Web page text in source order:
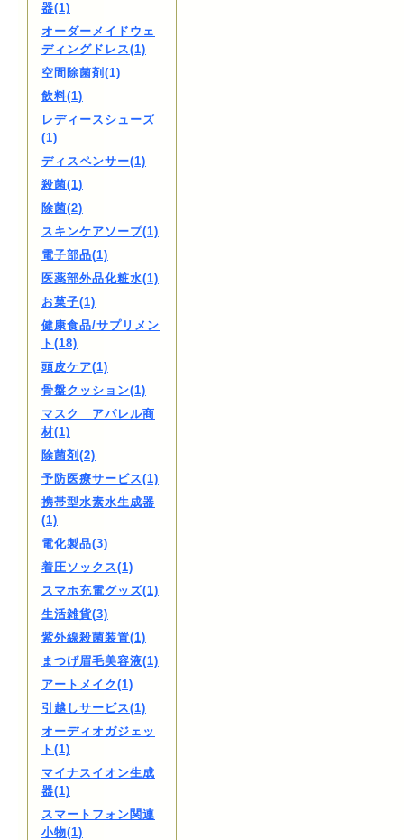
器(1)
オーダーメイドウェ
ディングドレス(1)
空間除菌剤(1)
飲料(1)
レディースシューズ
(1)
ディスペンサー(1)
殺菌(1)
除菌(2)
スキンケアソープ(1)
電子部品(1)
医薬部外品化粧水(1)
お菓子(1)
健康食品/サプリメン
ト(18)
頭皮ケア(1)
骨盤クッション(1)
マスク アパレル商
材(1)
除菌剤(2)
予防医療サービス(1)
携帯型水素水生成器
(1)
電化製品(3)
着圧ソックス(1)
スマホ充電グッズ(1)
生活雑貨(3)
紫外線殺菌装置(1)
まつげ眉毛美容液(1)
アートメイク(1)
引越しサービス(1)
オーディオガジェッ
ト(1)
マイナスイオン生成
器(1)
スマートフォン関連
小物(1)